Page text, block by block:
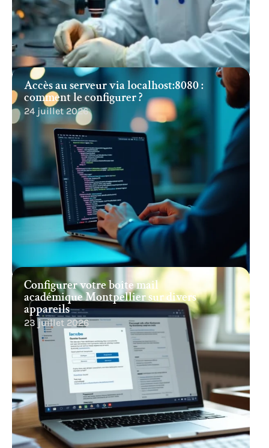
Accès au serveur via localhost:8080 :
comment le configurer ?
24 juillet 2026
Configurer votre boîte mail
académique Montpellier sur divers
appareils
23 juillet 2026